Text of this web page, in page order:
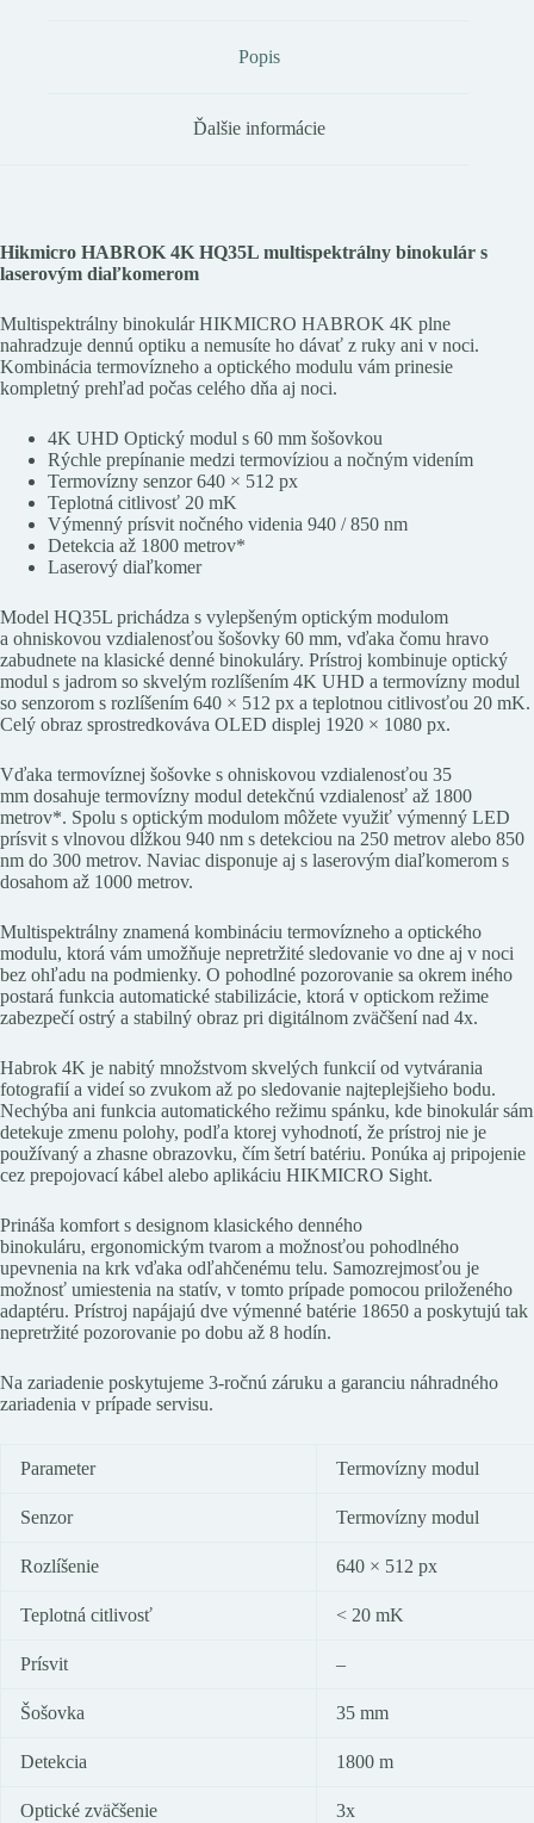
Popis
Ďalšie informácie
Hikmicro HABROK 4K HQ35L multispektrálny binokulár s
laserovým diaľkomerom
Multispektrálny binokulár HIKMICRO HABROK 4K plne
nahradzuje dennú optiku a nemusíte ho dávať z ruky ani v noci.
Kombinácia termovízneho a optického modulu vám prinesie
kompletný prehľad počas celého dňa aj noci.
4K UHD Optický modul s 60 mm šošovkou
Rýchle prepínanie medzi termovíziou a nočným videním
Termovízny senzor 640 × 512 px
Teplotná citlivosť 20 mK
Výmenný prísvit nočného videnia 940 / 850 nm
Detekcia až 1800 metrov*
Laserový diaľkomer
Model HQ35L prichádza s vylepšeným optickým modulom
a ohniskovou vzdialenosťou šošovky 60 mm, vďaka čomu hravo
zabudnete na klasické denné binokuláry. Prístroj kombinuje optický
modul s jadrom so skvelým rozlíšením 4K UHD a termovízny modul
so senzorom s rozlíšením 640 × 512 px a teplotnou citlivosťou 20 mK.
Celý obraz sprostredkováva OLED displej 1920 × 1080 px.
Vďaka termovíznej šošovke s ohniskovou vzdialenosťou 35
mm dosahuje termovízny modul detekčnú vzdialenosť až 1800
metrov*. Spolu s optickým modulom môžete využiť výmenný LED
prísvit s vlnovou dĺžkou 940 nm s detekciou na 250 metrov alebo 850
nm do 300 metrov. Naviac disponuje aj s laserovým diaľkomerom s
dosahom až 1000 metrov.
Multispektrálny znamená kombináciu termovízneho a optického
modulu, ktorá vám umožňuje nepretržité sledovanie vo dne aj v noci
bez ohľadu na podmienky. O pohodlné pozorovanie sa okrem iného
postará funkcia automatické stabilizácie, ktorá v optickom režime
zabezpečí ostrý a stabilný obraz pri digitálnom zväčšení nad 4x.
Habrok 4K je nabitý množstvom skvelých funkcií od vytvárania
fotografií a videí so zvukom až po sledovanie najteplejšieho bodu.
Nechýba ani funkcia automatického režimu spánku, kde binokulár sám
detekuje zmenu polohy, podľa ktorej vyhodnotí, že prístroj nie je
používaný a zhasne obrazovku, čím šetrí batériu. Ponúka aj pripojenie
cez prepojovací kábel alebo aplikáciu HIKMICRO Sight.
Prináša komfort s designom klasického denného
binokuláru, ergonomickým tvarom a možnosťou pohodlného
upevnenia na krk vďaka odľahčenému telu. Samozrejmosťou je
možnosť umiestenia na statív, v tomto prípade pomocou priloženého
adaptéru. Prístroj napájajú dve výmenné batérie 18650 a poskytujú tak
nepretržité pozorovanie po dobu až 8 hodín.
Na zariadenie poskytujeme 3-ročnú záruku a garanciu náhradného
zariadenia v prípade servisu.
Parameter Termovízny modul
Senzor Termovízny modul
Rozlíšenie 640 × 512 px
Teplotná citlivosť < 20 mK
Prísvit –
Šošovka 35 mm
Detekcia 1800 m
Optické zväčšenie 3x